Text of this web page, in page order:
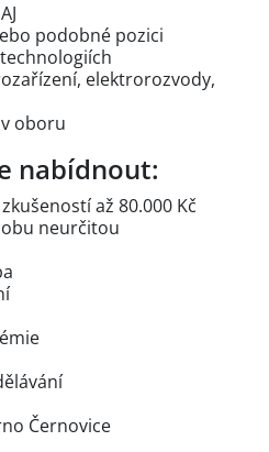
podobné pozici
elektrorozvody,
oboru
nabídnout:
až 80.000 Kč
neurčitou
Černovice